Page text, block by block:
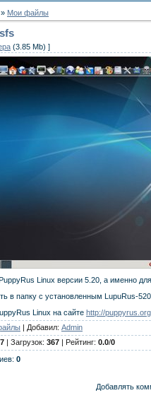
» Мои файлы
(3.85 Mb) ]
Linux версии 5.20, а именно для
в папку с установленным LupuRus-520.
Linux на сайте http://puppyrus.org
| Добавил: Admin
| Загрузок: 367 | Рейтинг: 0.0/0
: 0
Добавлять